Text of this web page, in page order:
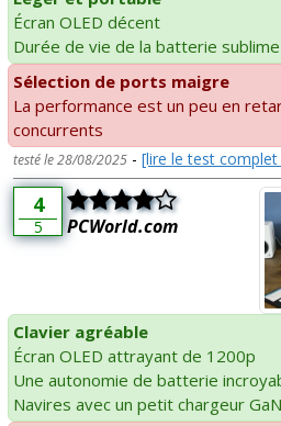
Écran OLED décent
Durée de vie de la batterie sublime
Sélection de ports maigre
La performance est un peu en
concurrents
testé le 28/08/2025 - [lire le test
4
5 PCWorld.com
Clavier agréable
Écran OLED attrayant de 1200p
Une autonomie de batterie
Navires avec un petit chargeur GaN